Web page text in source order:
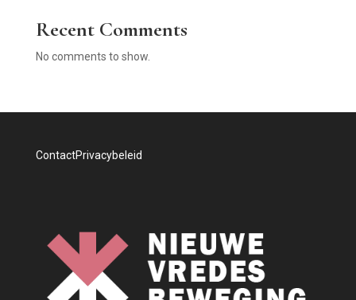
Recent Comments
No comments to show.
ContactPrivacybeleid